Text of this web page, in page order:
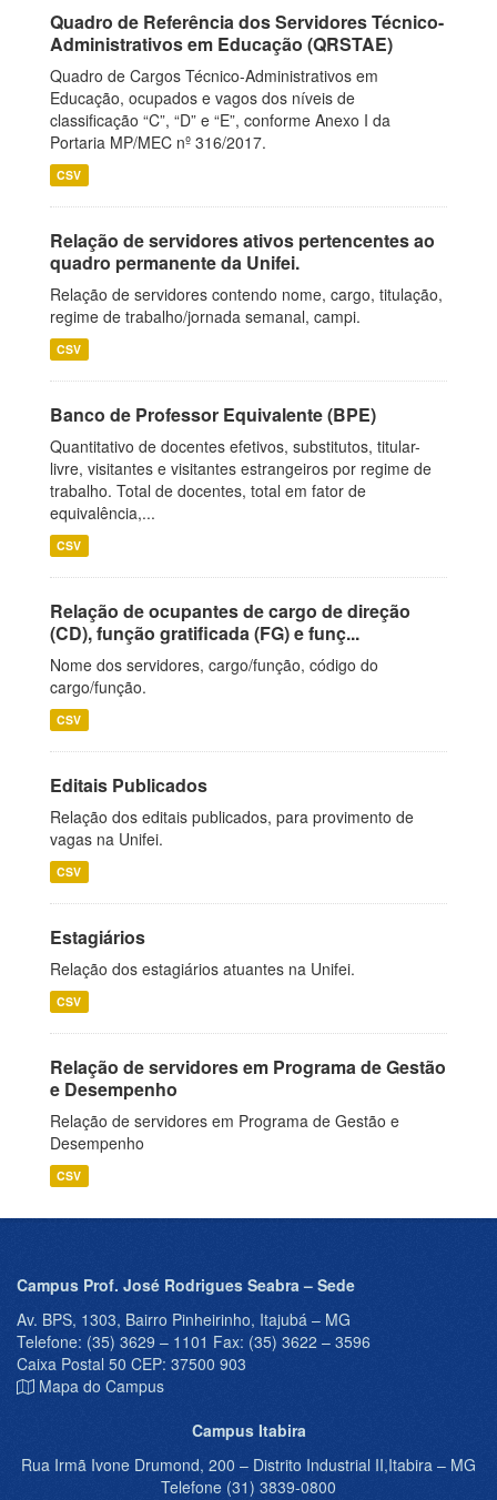
Quadro de Referência dos Servidores Técnico-
Administrativos em Educação (QRSTAE)
Quadro de Cargos Técnico-Administrativos em
Educação, ocupados e vagos dos níveis de
classificação “C”, “D” e “E”, conforme Anexo I da
Portaria MP/MEC nº 316/2017.
CSV
Relação de servidores ativos pertencentes ao
quadro permanente da Unifei.
Relação de servidores contendo nome, cargo, titulação,
regime de trabalho/jornada semanal, campi.
CSV
Banco de Professor Equivalente (BPE)
Quantitativo de docentes efetivos, substitutos, titular-
livre, visitantes e visitantes estrangeiros por regime de
trabalho. Total de docentes, total em fator de
equivalência,...
CSV
Relação de ocupantes de cargo de direção
(CD), função gratificada (FG) e funç...
Nome dos servidores, cargo/função, código do
cargo/função.
CSV
Editais Publicados
Relação dos editais publicados, para provimento de
vagas na Unifei.
CSV
Estagiários
Relação dos estagiários atuantes na Unifei.
CSV
Relação de servidores em Programa de Gestão
e Desempenho
Relação de servidores em Programa de Gestão e
Desempenho
CSV
Campus Prof. José Rodrigues Seabra – Sede
Av. BPS, 1303, Bairro Pinheirinho, Itajubá – MG
Telefone: (35) 3629 – 1101 Fax: (35) 3622 – 3596
Caixa Postal 50 CEP: 37500 903
Mapa do Campus
Campus Itabira
Rua Irmã Ivone Drumond, 200 – Distrito Industrial II,Itabira – MG
Telefone (31) 3839-0800